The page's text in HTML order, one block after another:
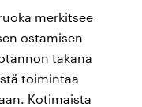
merkitsee
ostamisen
takana
toimintaa
Kotimaista